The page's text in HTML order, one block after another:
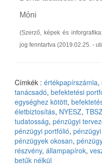
Móni
(Szerző, képek és
jog fenntartva (2019.02.25. -
Címkék : értékpapírszámla,
tanácsadó, befektetési
egységhez kötött,
életbiztosítás, NYESZ,
tudatosság, pénzügyi
pénzügyi portfólió,
pénzügyek okosan,
részvény, állampapírok,
betűk nélkül